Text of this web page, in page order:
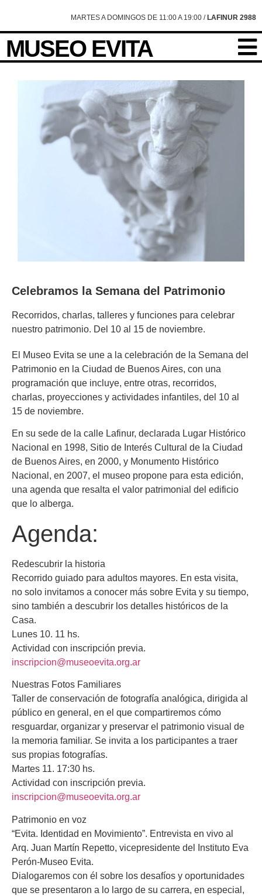
MARTES A DOMINGOS DE 11:00 A 19:00 / LAFINUR 2988
MUSEO EVITA
Celebramos la Semana del Patrimonio
Recorridos, charlas, talleres y funciones para celebrar
nuestro patrimonio. Del 10 al 15 de noviembre.
El Museo Evita se une a la celebración de la Semana del
Patrimonio en la Ciudad de Buenos Aires, con una
programación que incluye, entre otras, recorridos,
charlas, proyecciones y actividades infantiles, del 10 al
15 de noviembre.
En su sede de la calle Lafinur, declarada Lugar Histórico
Nacional en 1998, Sitio de Interés Cultural de la Ciudad
de Buenos Aires, en 2000, y Monumento Histórico
Nacional, en 2007, el museo propone para esta edición,
una agenda que resalta el valor patrimonial del edificio
que lo alberga.
Agenda:
Redescubrir la historia
Recorrido guiado para adultos mayores. En esta visita,
no solo invitamos a conocer más sobre Evita y su tiempo,
sino también a descubrir los detalles históricos de la
Casa.
Lunes 10. 11 hs.
Actividad con inscripción previa.
inscripcion@museoevita.org.ar
Nuestras Fotos Familiares
Taller de conservación de fotografía analógica, dirigida al
público en general, en el que compartiremos cómo
resguardar, organizar y preservar el patrimonio visual de
la memoria familiar. Se invita a los participantes a traer
sus propias fotografías.
Martes 11. 17:30 hs.
Actividad con inscripción previa.
inscripcion@museoevita.org.ar
Patrimonio en voz
“Evita. Identidad en Movimiento”. Entrevista en vivo al
Arq. Juan Martín Repetto, vicepresidente del Instituto Eva
Perón-Museo Evita.
Dialogaremos con él sobre los desafíos y oportunidades
que se presentaron a lo largo de su carrera, en especial,